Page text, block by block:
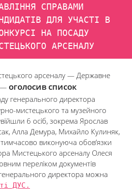
СПРАВАМИ
ДЛЯ УЧАСТІ В
НА ПОСАДУ
АРСЕНАЛУ
арсеналу — Державне
— оголосив список
генерального директора
мистецького та музейного
6 осіб, зокрема Ярослав
Алла Демура, Михайло Кулиняк,
виконуюча обов’язки
Мистецького арсеналу Олеся
переліком документів
директора можна
ДУС.